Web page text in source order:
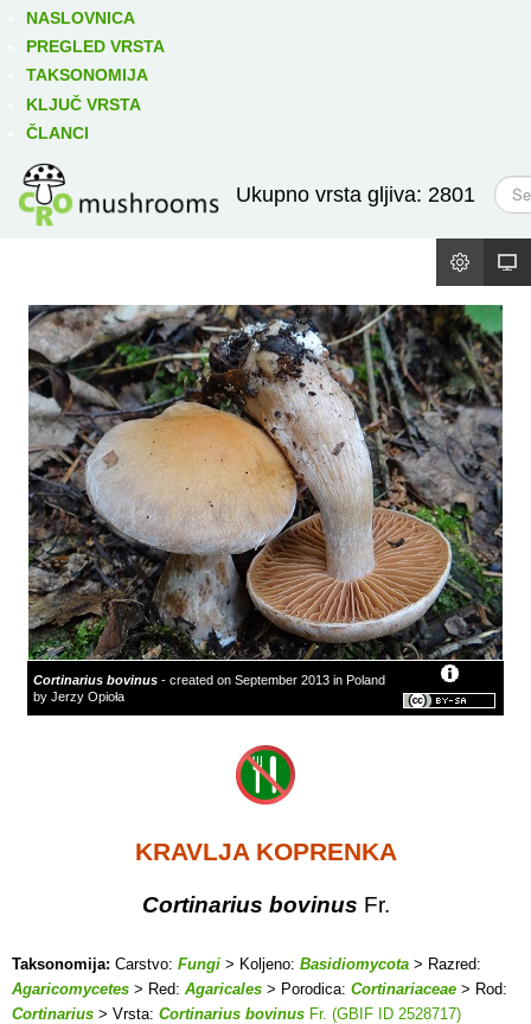
NASLOVNICA
PREGLED VRSTA
TAKSONOMIJA
KLJUČ VRSTA
ČLANCI
Ukupno vrsta gljiva: 2801
T
r
ž
Cortinarius bovinus - created on September 2013 in Poland
by Jerzy Opioła
KRAVLJA KOPRENKA
Cortinarius bovinus Fr.
Taksonomija: Carstvo: Fungi > Koljeno: Basidiomycota > Razred:
Agaricomycetes > Red: Agaricales > Porodica: Cortinariaceae > Rod:
Cortinarius > Vrsta: Cortinarius bovinus Fr. (GBIF ID 2528717)
Izravno podređene niže takse: